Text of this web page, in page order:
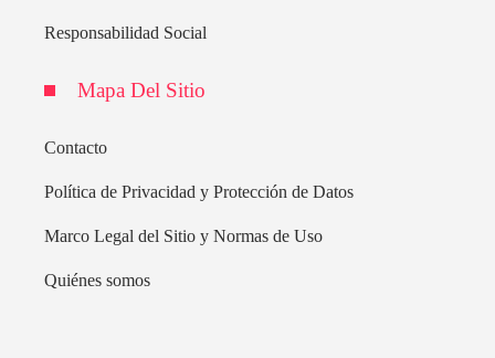
Responsabilidad Social
Mapa Del Sitio
Contacto
Política de Privacidad y Protección de Datos
Marco Legal del Sitio y Normas de Uso
Quiénes somos